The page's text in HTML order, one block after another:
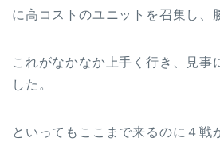
に高コストのユニットを召集し、
これがなかなか上手く行き、見事
した。
といってもここまで来るのに４戦